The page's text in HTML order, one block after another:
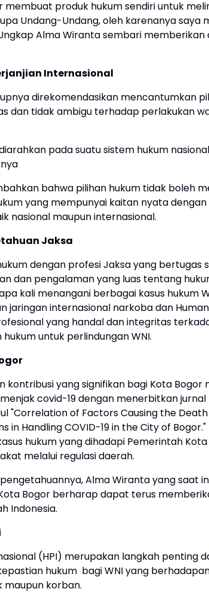
membuat produk hukum sendiri untuk
Undang-Undang, oleh karenanya saya
Alma Wiranta sembari
Internasional
direkomendasikan mencantumkan
dan tidak ambigu terhadap perlakukan
pada suatu sistem hukum
bahwa pilihan hukum tidak boleh
yang mempunyai kaitan nyata
nasional maupun internasional.
Jaksa
dengan profesi Jaksa yang bertugas
dan pengalaman yang luas tentang
kali menangani berbagai kasus hukum
jaringan internasional narkoba dan
yang handal dan integritas
untuk perlindungan WNI.
yang signifikan bagi Kota Bogor
covid-19 dengan menerbitkan
"Correlation of Factors Causing the
in Handling COVID-19 in the City of
hukum yang dihadapi Pemerintah
melalui regulasi daerah.
Alma Wiranta yang saat
Bogor berharap dapat terus
Indonesia.
(HPI) merupakan langkah penting
hukum bagi WNI yang
maupun korban.